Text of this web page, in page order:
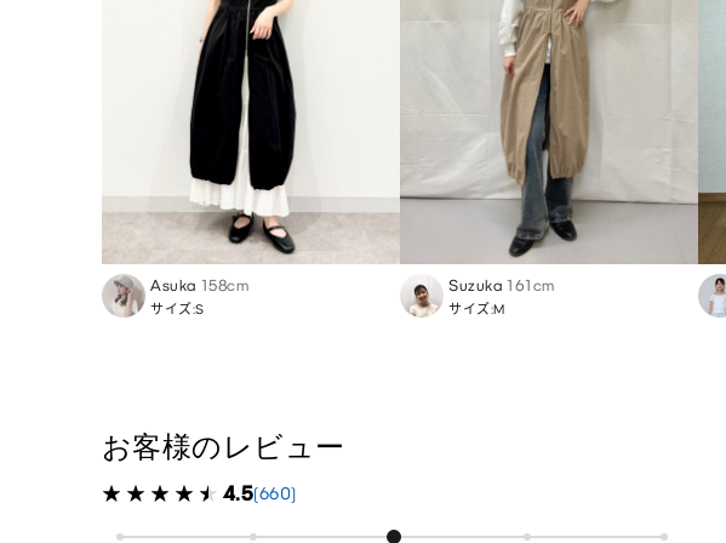
Asuka 158cm
サイズ:S
Suzuka 161cm
サイズ:M
お客様のレビュー
4.5(660)